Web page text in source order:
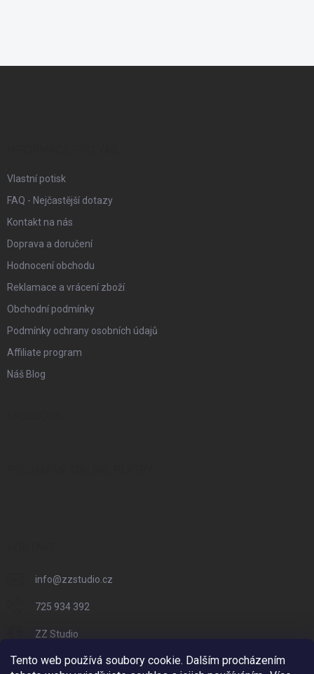
Tento web používá soubory cookie. Dalším procházením
Vlastní potisk
FAQ - Nejčastější dotazy
Kontakt na nás
Doprava a doručení
Hodnocení obchodu
Reklamace a vrácení zboží
Obchodní podmínky
Podmínky ochrany osobních údajů
Affiliate program
Náš Blog
info@zzstudio.cz
725 934 392
ZZ Studio
zzstudio_cz